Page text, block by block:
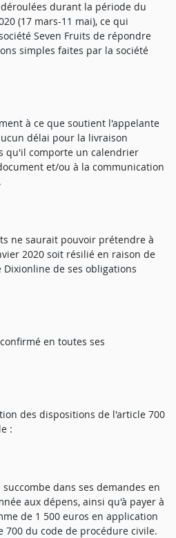
durant la période du
(17 mars-11 mai), ce qui
Seven Fruits de répondre
simples faites par la société
à ce que soutient l'appelante
délai pour la livraison
qu'il comporte un calendrier
et/ou à la communication
ne saurait pouvoir prétendre à
2020 soit résilié en raison de
de ses obligations
en toutes ses
des dispositions de l'article 700
:
dans ses demandes en
aux dépens, ainsi qu'à payer à
de 1 500 euros en application
700 du code de procédure civile.